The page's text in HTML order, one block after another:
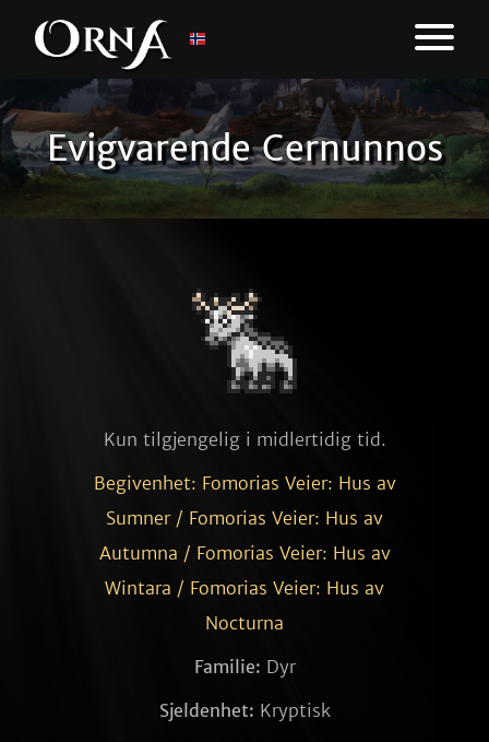
Evigvarende Cernunnos
Kun tilgjengelig i midlertidig tid.
Begivenhet: Fomorias Veier: Hus av
Sumner / Fomorias Veier: Hus av
Autumna / Fomorias Veier: Hus av
Wintara / Fomorias Veier: Hus av
Nocturna
Familie: Dyr
Sjeldenhet: Kryptisk